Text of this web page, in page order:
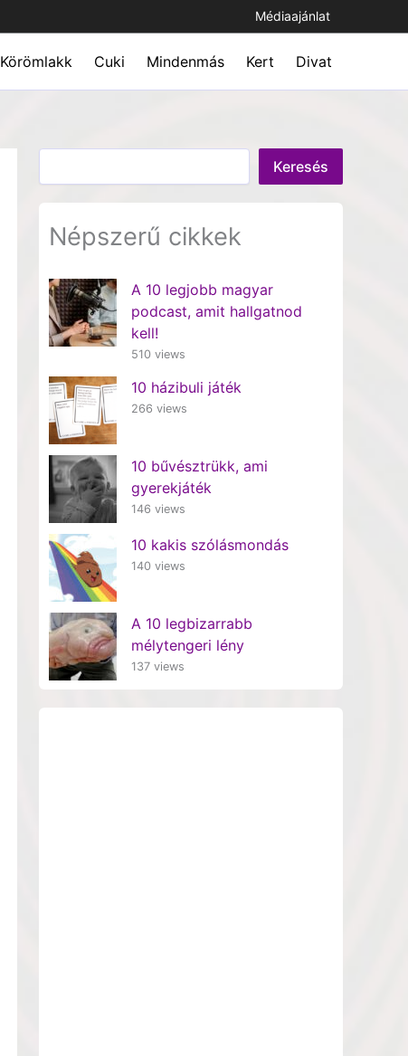
Médiaajánlat
Körömlakk Cuki Mindenmás Kert Divat
Keresés
Népszerű cikkek
A 10 legjobb magyar
podcast, amit hallgatnod
kell!
510 views
10 házibuli játék
266 views
10 bűvésztrükk, ami
gyerekjáték
146 views
10 kakis szólásmondás
140 views
A 10 legbizarrabb
mélytengeri lény
137 views